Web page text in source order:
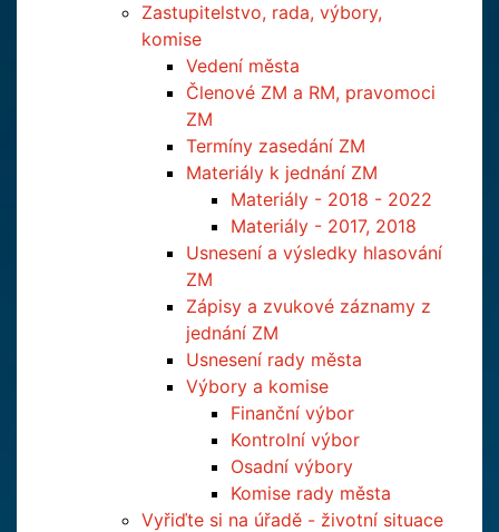
Zastupitelstvo, rada, výbory,
komise
Vedení města
Členové ZM a RM, pravomoci
ZM
Termíny zasedání ZM
Materiály k jednání ZM
Materiály - 2018 - 2022
Materiály - 2017, 2018
Usnesení a výsledky hlasování
ZM
Zápisy a zvukové záznamy z
jednání ZM
Usnesení rady města
Výbory a komise
Finanční výbor
Kontrolní výbor
Osadní výbory
Komise rady města
Vyřiďte si na úřadě - životní situace